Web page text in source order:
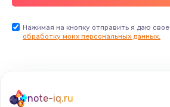
Нажимая на кнопку отправить я даю свое
обработку моих персональных данных.
note-iq.ru